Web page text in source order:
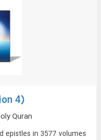
4)
Quran
epistles in 3577 volumes